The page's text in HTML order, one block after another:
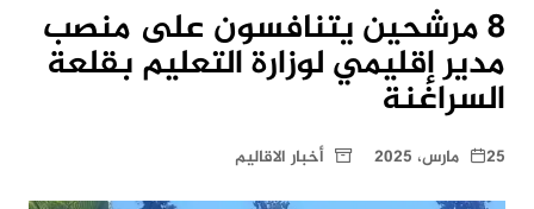
8 مرشحين يتنافسون على منصب
مدير إقليمي لوزارة التعليم بقلعة
السراغنة
25 مارس، 2025 أخبار الاقاليم